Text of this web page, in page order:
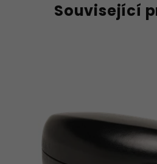
Související